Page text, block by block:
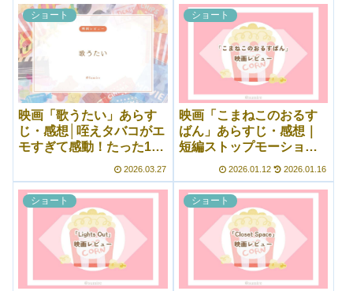
ショート
映画「歌うたい」あらす
じ・感想│咥えタバコがエ
モすぎて感動！たった18
分ですさまじい満足感
2026.03.27
ショート
映画「こまねこのおるす
ばん」あらすじ・感想｜
短編ストップモーショ
ン！非常に癒やされ
る……
2026.01.12 2026.01.16
ショート ショート